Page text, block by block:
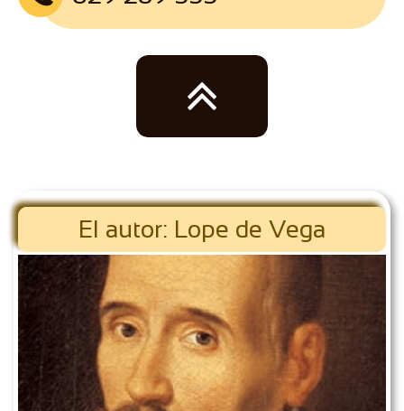

El autor: Lope de Vega